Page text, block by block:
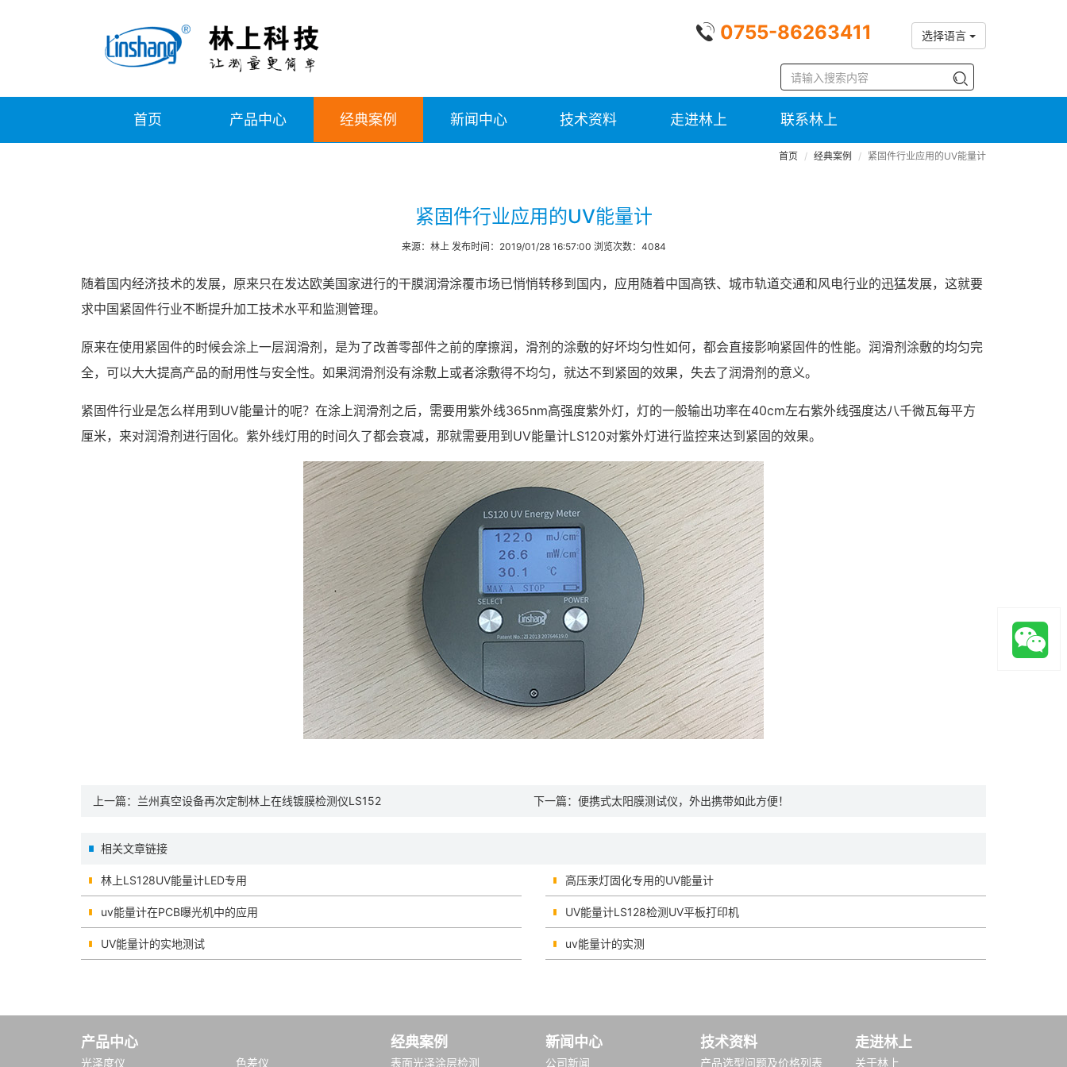
0755-86263411 选择语言
首页 产品中心 经典案例 新闻中心 技术资料 走进林上 联系林上
首页 经典案例 紧固件行业应用的UV能量计
紧固件行业应用的UV能量计
来源：林上 发布时间：2019/01/28 16:57:00 浏览次数：4084
随着国内经济技术的发展，原来只在发达欧美国家进行的干膜润滑涂覆市场已悄悄转移到国内，应用随着中国高铁、城市轨道交通和风电行业的迅猛发展，这就要
求中国紧固件行业不断提升加工技术水平和监测管理。
原来在使用紧固件的时候会涂上一层润滑剂，是为了改善零部件之前的摩擦润，滑剂的涂敷的好坏均匀性如何，都会直接影响紧固件的性能。润滑剂涂敷的均匀完
全，可以大大提高产品的耐用性与安全性。如果润滑剂没有涂敷上或者涂敷得不均匀，就达不到紧固的效果，失去了润滑剂的意义。
紧固件行业是怎么样用到UV能量计的呢？在涂上润滑剂之后，需要用紫外线365nm高强度紫外灯，灯的一般输出功率在40cm左右紫外线强度达八千微瓦每平方
厘米，来对润滑剂进行固化。紫外线灯用的时间久了都会衰减，那就需要用到UV能量计LS120对紫外灯进行监控来达到紧固的效果。
上一篇： 兰州真空设备再次定制林上在线镀膜检测仪LS152 下一篇： 便携式太阳膜测试仪，外出携带如此方便！
相关文章链接
林上LS128UV能量计LED专用 高压汞灯固化专用的UV能量计
uv能量计在PCB曝光机中的应用 UV能量计LS128检测UV平板打印机
UV能量计的实地测试 uv能量计的实测
产品中心
光泽度仪 色差仪
经典案例
表面光泽涂层检测
新闻中心
公司新闻
技术资料
产品选型问题及价格列表
走进林上
关于林上